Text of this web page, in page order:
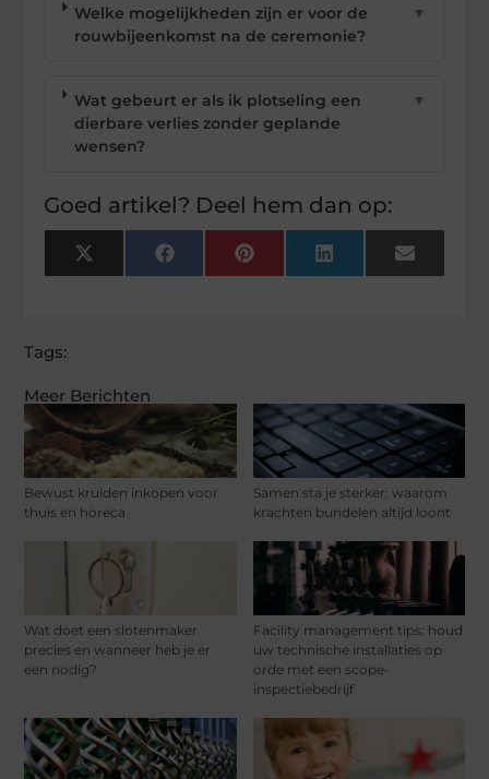
Meer Berichten
Bewust kruiden inkopen voor
thuis en horeca
Samen sta je sterker: waarom
krachten bundelen altijd loont
Wat doet een slotenmaker
precies en wanneer heb je er
een nodig?
Facility management tips: houd
uw technische installaties op
orde met een scope-
inspectiebedrijf
Welke mogelijkheden zijn er voor de
rouwbijeenkomst na de ceremonie?
▼
Wat gebeurt er als ik plotseling een
dierbare verlies zonder geplande
wensen?
▼
Goed artikel? Deel hem dan op:
X
(Twitter)
FacebookPinterest LinkedIn Email
Tags: